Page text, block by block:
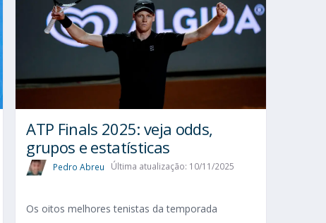
ATP Finals 2025: veja odds,
grupos e estatísticas
Pedro Abreu Última atualização: 10/11/2025
Os oitos melhores tenistas da temporada